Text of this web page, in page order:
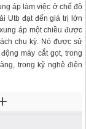
áp làm việc ở chế độ
Utb đạt đến giá trị lớn
áp một chiều được
chu kỳ. Nó được sử
máy cắt gọt, trong
trong kỹ nghệ điện